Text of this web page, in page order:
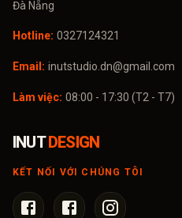
Đà Nẵng
Hotline: 0327124321
Email: inutstudio.dn@gmail.com
Làm việc: 08:00 - 17:30 (T2 - T7)
INUT DESIGN
KẾT NỐI VỚI CHÚNG TÔI